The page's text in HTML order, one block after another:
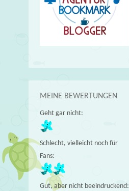
MEINE BEWERTUNGEN
Geht gar nicht:
Schlecht, vielleicht noch für
Fans:
Gut, aber nicht beeindruckend: